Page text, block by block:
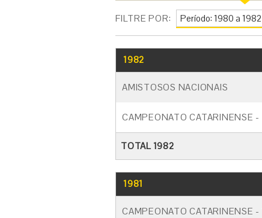
FILTRE POR:
1982
AMISTOSOS NACIONAIS
CAMPEONATO CATARINENSE -
TOTAL 1982
1981
CAMPEONATO CATARINENSE -